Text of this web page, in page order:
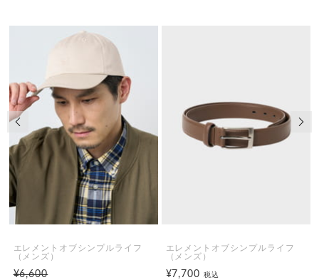
エレメントオブシンプルライフ
（メンズ）
¥6,600
エレメントオブシンプルライフ
（メンズ）
¥7,700税込
前の画像